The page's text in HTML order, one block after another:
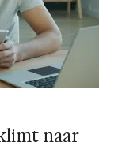
naar